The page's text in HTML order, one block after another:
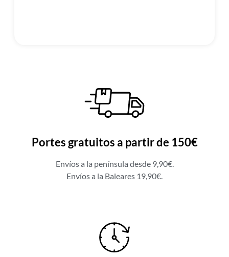
Portes gratuitos a partir de 150€
Envíos a la península desde 9,90€.
Envíos a la Baleares 19,90€.